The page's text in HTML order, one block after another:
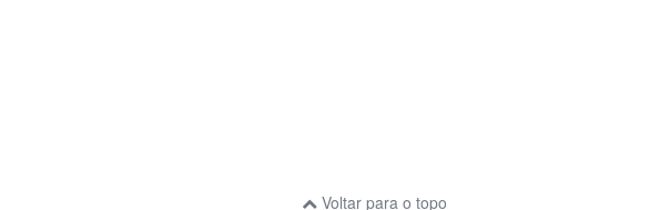
Voltar para o topo